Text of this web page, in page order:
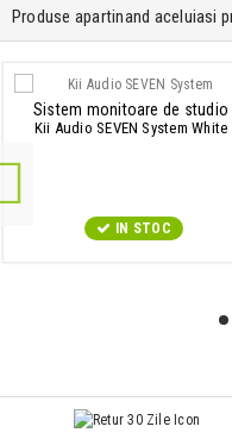
Produse apartinand aceluiasi
Sistem monitoare de studio
Kii Audio SEVEN System White
IN STOC